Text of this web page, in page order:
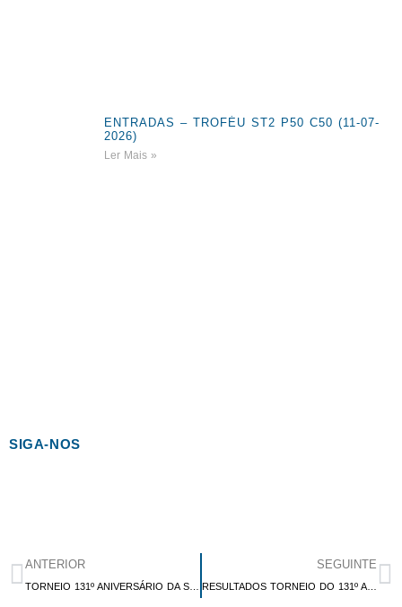
ENTRADAS – TROFÉU ST2 P50 C50 (11-07-
2026)
Ler Mais »
SIGA-NOS
ANTERIOR SEGUINTE